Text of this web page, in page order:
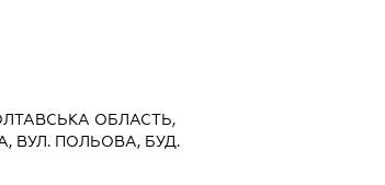
ОБЛАСТЬ,
ВУЛ. ПОЛЬОВА, БУД.